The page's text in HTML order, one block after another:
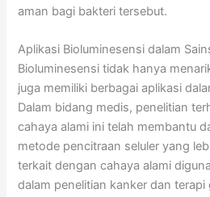
aman bagi bakteri tersebut.
Aplikasi Bioluminesensi dalam
Bioluminesensi tidak hanya
juga memiliki berbagai aplikasi
Dalam bidang medis, penelitian
cahaya alami ini telah membantu
metode pencitraan seluler yang
terkait dengan cahaya alami
dalam penelitian kanker dan terapi